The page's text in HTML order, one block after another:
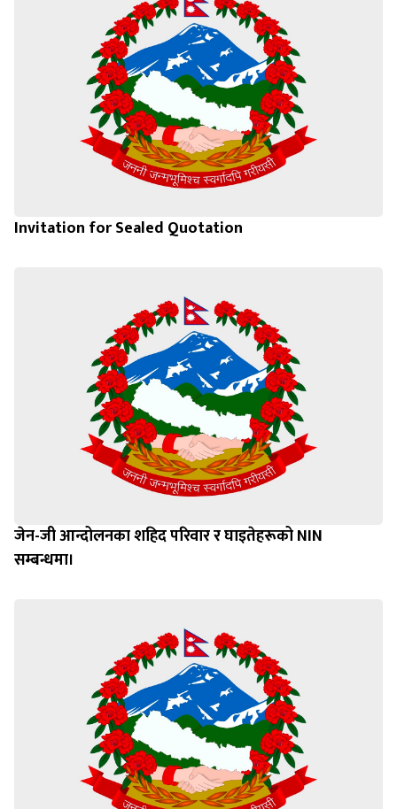
Invitation for Sealed Quotation
जेन-जी आन्दोलनका शहिद परिवार र घाइतेहरूको NIN
सम्बन्धमा।